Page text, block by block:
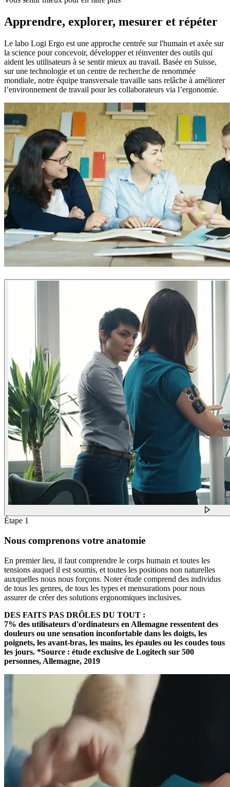
Apprendre, explorer, mesurer et répéter
Le labo Logi Ergo est une approche centrée sur l'humain et axée sur
la science pour concevoir, développer et réinventer des outils qui
aident les utilisateurs à se sentir mieux au travail. Basée en Suisse,
sur une technologie et un centre de recherche de renommée
mondiale, notre équipe transversale travaille sans relâche à améliorer
l’environnement de travail pour les collaborateurs via l’ergonomie.
Étape 1
Nous comprenons votre anatomie
En premier lieu, il faut comprendre le corps humain et toutes les
tensions auquel il est soumis, et toutes les positions non naturelles
auxquelles nous nous forçons. Noter étude comprend des individus
de tous les genres, de tous les types et mensurations pour nous
assurer de créer des solutions ergonomiques inclusives.
DES FAITS PAS DRÔLES DU TOUT :
7% des utilisateurs d'ordinateurs en Allemagne ressentent des
douleurs ou une sensation inconfortable dans les doigts, les
poignets, les avant-bras, les mains, les épaules ou les coudes tous
les jours. *Source : étude exclusive de Logitech sur 500
personnes, Allemagne, 2019